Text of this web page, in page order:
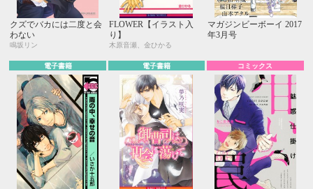
クズでバカには二度と会
わない
鳴坂リン
FLOWER【イラスト入
り】
木原音瀬、金ひかる
マガジンビーボーイ 2017
年3月号
電子書籍 電子書籍 コミックス